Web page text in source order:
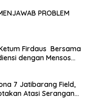
PROBLEM
Firdaus Bersama
dengan Mensos
7 Jatibarang Field,
Atasi Serangan